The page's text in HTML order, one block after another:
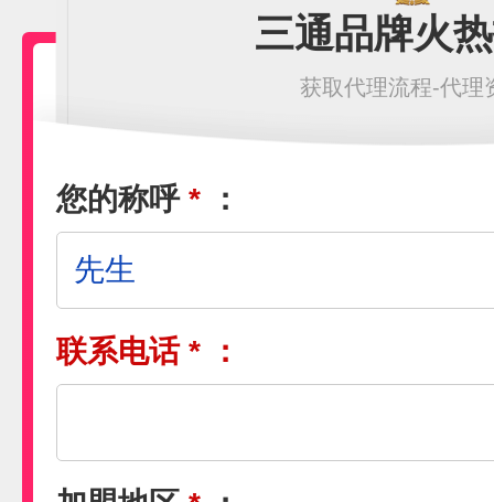
三通品牌火
获取代理流程-代理
您的称呼 * ：
联系电话 * ：